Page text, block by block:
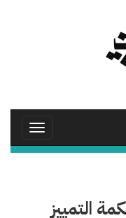
Toggle
التمييز